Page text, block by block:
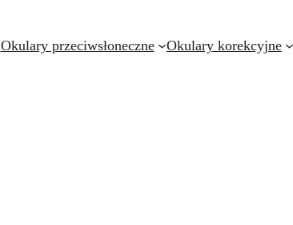
Okulary przeciwsłoneczne Okulary korekcyjne